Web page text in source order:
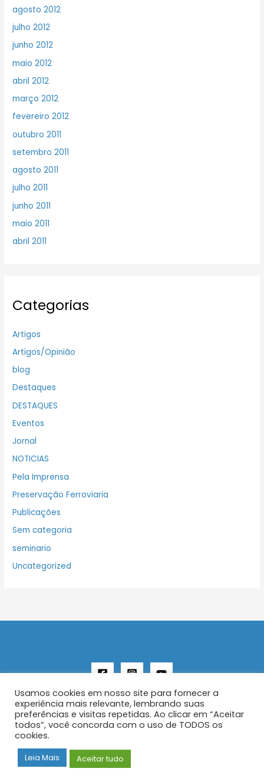
agosto 2012
julho 2012
junho 2012
maio 2012
abril 2012
março 2012
fevereiro 2012
outubro 2011
setembro 2011
agosto 2011
julho 2011
junho 2011
maio 2011
abril 2011
Categorias
Artigos
Artigos/Opinião
blog
Destaques
DESTAQUES
Eventos
Jornal
NOTICIAS
Pela Imprensa
Preservação Ferroviaria
Publicações
Sem categoria
seminario
Uncategorized
Copyright © 2026 AENFER
Construído por IurySan
Usamos cookies em nosso site para fornecer a
experiência mais relevante, lembrando suas
preferências e visitas repetidas. Ao clicar em “Aceitar
todos”, você concorda com o uso de TODOS os
cookies.
Leia Mais Aceitar tudo